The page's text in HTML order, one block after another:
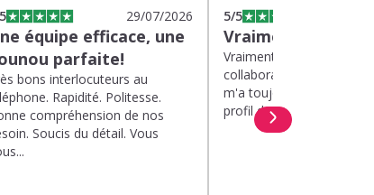
29/07/2026
équipe efficace, une
parfaite!
bons interlocuteurs au
Rapidité. Politesse.
compréhension de nos
Soucis du détail. Vous
5/5
Vraiment top
Vraiment top, plus d'un
collaboration avec
m'a toujours proposé de
profil de nounou. Et